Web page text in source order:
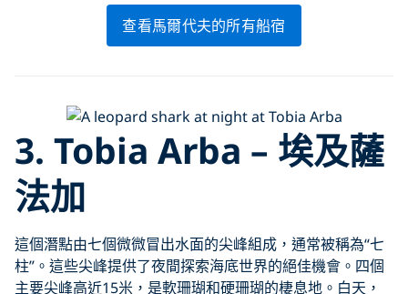
查看馬爾代夫的所有船宿
3. Tobia Arba – 埃及薩
法加
這個潛點由七個微微冒出水面的尖峰組成，通常被稱為“七
柱”。這些尖峰提供了夜間探索海底世界的絕佳機會。四個
主要尖峰高近15米，是軟珊瑚和硬珊瑚的棲息地。白天，